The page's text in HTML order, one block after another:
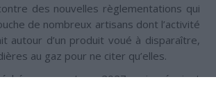
des nouvelles règlementations qui
de nombreux artisans dont l’activité
autour d’un produit voué à disparaître,
au gaz pour ne citer qu’elles.
sont en 2027, qui prévoient